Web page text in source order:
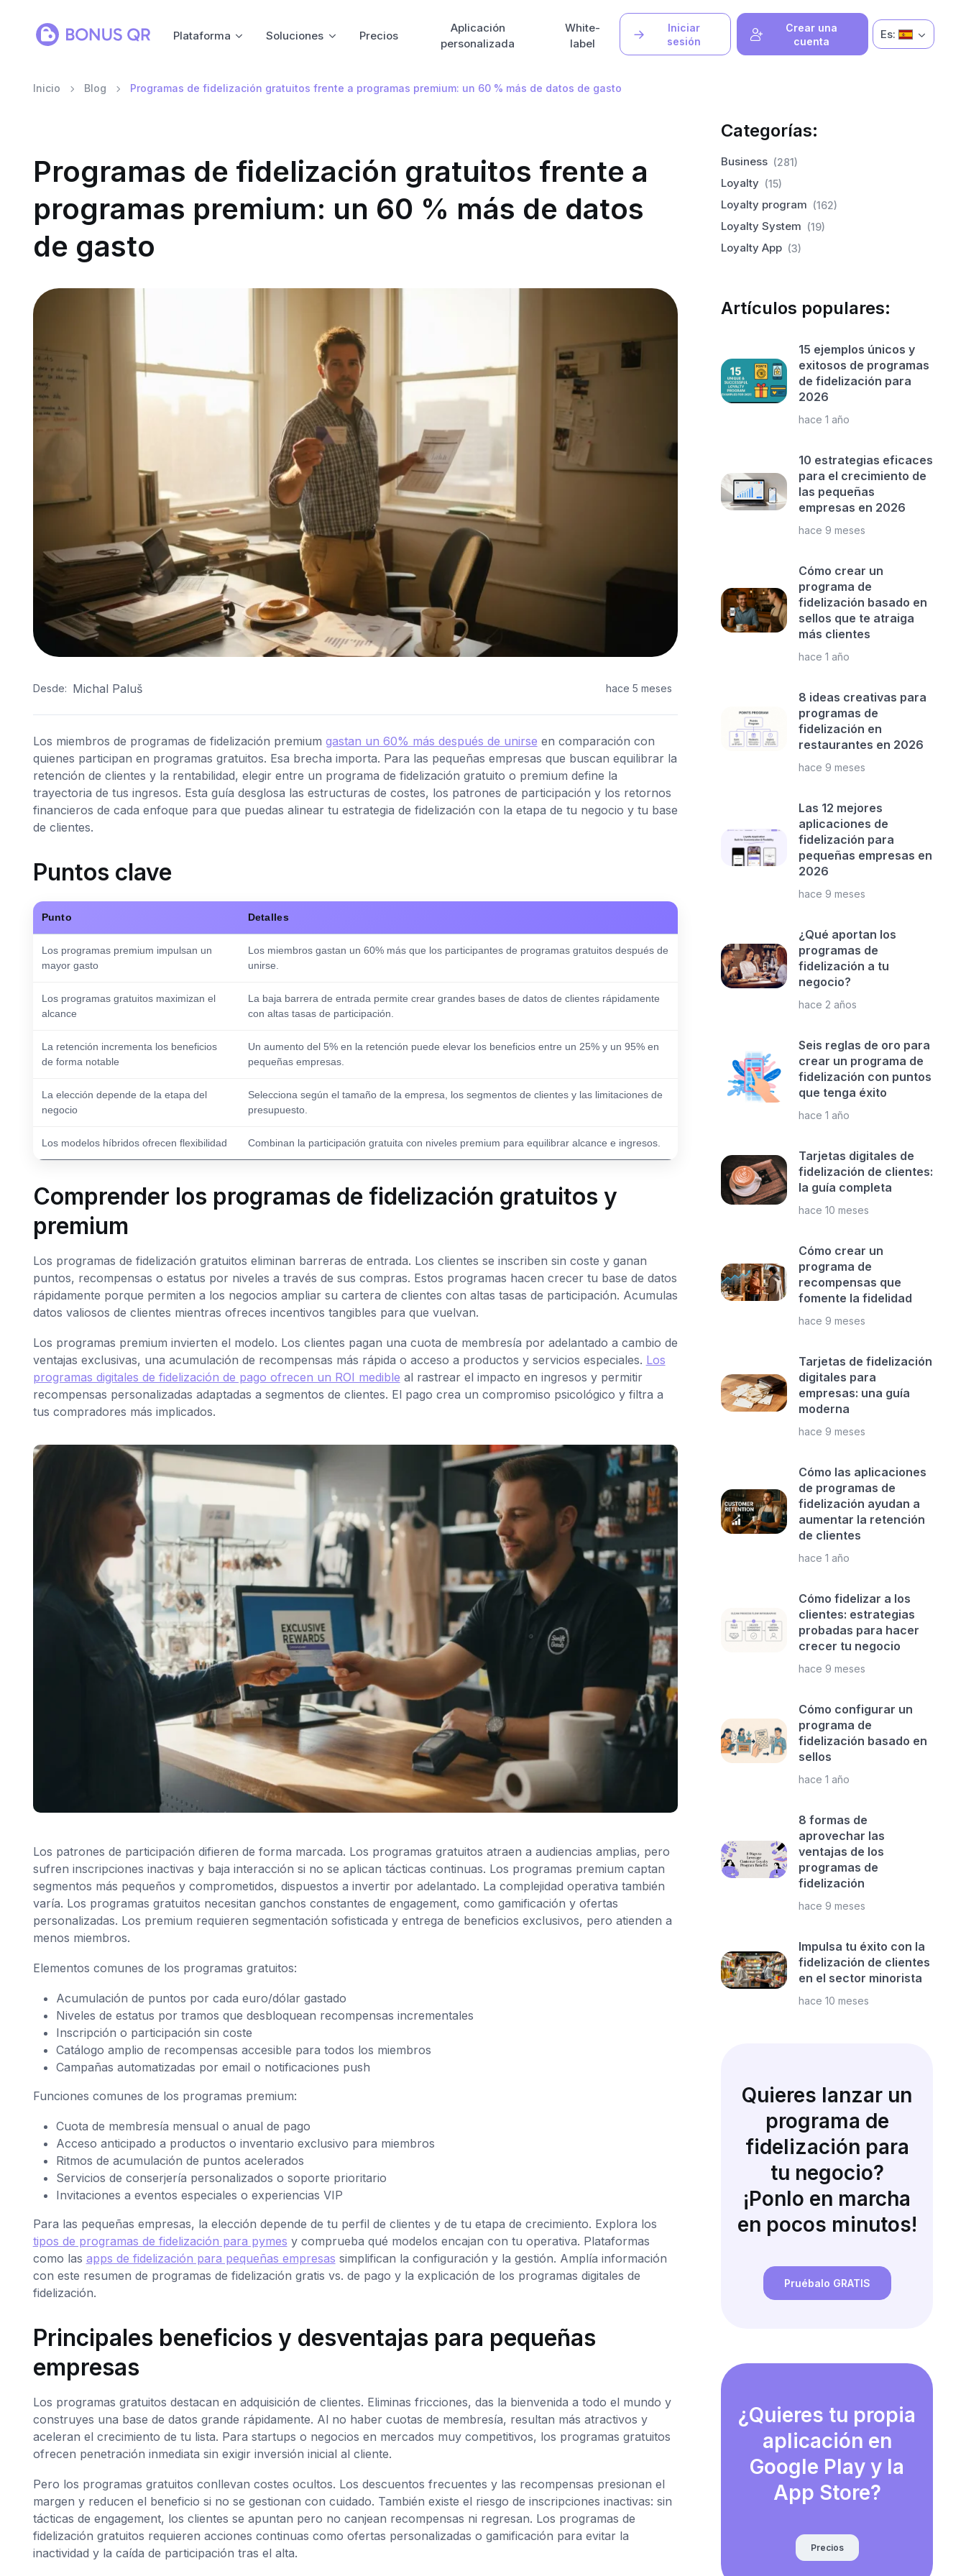
Iniciar
sesión
Crear una
cuenta
Plataforma Soluciones Precios
Aplicación
personalizada
White-
label
Es:
Inicio Blog Programas de fidelización gratuitos frente a programas premium: un 60 % más de datos de gasto
Programas de fidelización gratuitos frente a
programas premium: un 60 % más de datos
de gasto
Desde: Michal Paluš hace 5 meses
Los miembros de programas de fidelización premium gastan un 60% más después de unirse en comparación con
quienes participan en programas gratuitos. Esa brecha importa. Para las pequeñas empresas que buscan equilibrar la
retención de clientes y la rentabilidad, elegir entre un programa de fidelización gratuito o premium define la
trayectoria de tus ingresos. Esta guía desglosa las estructuras de costes, los patrones de participación y los retornos
financieros de cada enfoque para que puedas alinear tu estrategia de fidelización con la etapa de tu negocio y tu base
de clientes.
Puntos clave
Punto Detalles
Los programas premium impulsan un
mayor gasto
Los miembros gastan un 60% más que los participantes de programas gratuitos después de
unirse.
Los programas gratuitos maximizan el
alcance
La baja barrera de entrada permite crear grandes bases de datos de clientes rápidamente
con altas tasas de participación.
La retención incrementa los beneficios
de forma notable
Un aumento del 5% en la retención puede elevar los beneficios entre un 25% y un 95% en
pequeñas empresas.
La elección depende de la etapa del
negocio
Selecciona según el tamaño de la empresa, los segmentos de clientes y las limitaciones de
presupuesto.
Los modelos híbridos ofrecen flexibilidad Combinan la participación gratuita con niveles premium para equilibrar alcance e ingresos.
Comprender los programas de fidelización gratuitos y
premium
Los programas de fidelización gratuitos eliminan barreras de entrada. Los clientes se inscriben sin coste y ganan
puntos, recompensas o estatus por niveles a través de sus compras. Estos programas hacen crecer tu base de datos
rápidamente porque permiten a los negocios ampliar su cartera de clientes con altas tasas de participación. Acumulas
datos valiosos de clientes mientras ofreces incentivos tangibles para que vuelvan.
Los programas premium invierten el modelo. Los clientes pagan una cuota de membresía por adelantado a cambio de
ventajas exclusivas, una acumulación de recompensas más rápida o acceso a productos y servicios especiales. Los
programas digitales de fidelización de pago ofrecen un ROI medible al rastrear el impacto en ingresos y permitir
recompensas personalizadas adaptadas a segmentos de clientes. El pago crea un compromiso psicológico y filtra a
tus compradores más implicados.
Los patrones de participación difieren de forma marcada. Los programas gratuitos atraen a audiencias amplias, pero
sufren inscripciones inactivas y baja interacción si no se aplican tácticas continuas. Los programas premium captan
segmentos más pequeños y comprometidos, dispuestos a invertir por adelantado. La complejidad operativa también
varía. Los programas gratuitos necesitan ganchos constantes de engagement, como gamificación y ofertas
personalizadas. Los premium requieren segmentación sofisticada y entrega de beneficios exclusivos, pero atienden a
menos miembros.
Elementos comunes de los programas gratuitos:
Acumulación de puntos por cada euro/dólar gastado
Niveles de estatus por tramos que desbloquean recompensas incrementales
Inscripción o participación sin coste
Catálogo amplio de recompensas accesible para todos los miembros
Campañas automatizadas por email o notificaciones push
Funciones comunes de los programas premium:
Cuota de membresía mensual o anual de pago
Acceso anticipado a productos o inventario exclusivo para miembros
Ritmos de acumulación de puntos acelerados
Servicios de conserjería personalizados o soporte prioritario
Invitaciones a eventos especiales o experiencias VIP
Para las pequeñas empresas, la elección depende de tu perfil de clientes y de tu etapa de crecimiento. Explora los
tipos de programas de fidelización para pymes y comprueba qué modelos encajan con tu operativa. Plataformas
como las apps de fidelización para pequeñas empresas simplifican la configuración y la gestión. Amplía información
con este resumen de programas de fidelización gratis vs. de pago y la explicación de los programas digitales de
fidelización.
Principales beneficios y desventajas para pequeñas
empresas
Los programas gratuitos destacan en adquisición de clientes. Eliminas fricciones, das la bienvenida a todo el mundo y
construyes una base de datos grande rápidamente. Al no haber cuotas de membresía, resultan más atractivos y
aceleran el crecimiento de tu lista. Para startups o negocios en mercados muy competitivos, los programas gratuitos
ofrecen penetración inmediata sin exigir inversión inicial al cliente.
Pero los programas gratuitos conllevan costes ocultos. Los descuentos frecuentes y las recompensas presionan el
margen y reducen el beneficio si no se gestionan con cuidado. También existe el riesgo de inscripciones inactivas: sin
tácticas de engagement, los clientes se apuntan pero no canjean recompensas ni regresan. Los programas de
fidelización gratuitos requieren acciones continuas como ofertas personalizadas o gamificación para evitar la
inactividad y la caída de participación tras el alta.
Categorías:
Business (281)
Loyalty (15)
Loyalty program (162)
Loyalty System (19)
Loyalty App (3)
Artículos populares:
15 ejemplos únicos y
exitosos de programas
de fidelización para
2026
hace 1 año
10 estrategias eficaces
para el crecimiento de
las pequeñas
empresas en 2026
hace 9 meses
Cómo crear un
programa de
fidelización basado en
sellos que te atraiga
más clientes
hace 1 año
8 ideas creativas para
programas de
fidelización en
restaurantes en 2026
hace 9 meses
Las 12 mejores
aplicaciones de
fidelización para
pequeñas empresas en
2026
hace 9 meses
¿Qué aportan los
programas de
fidelización a tu
negocio?
hace 2 años
Seis reglas de oro para
crear un programa de
fidelización con puntos
que tenga éxito
hace 1 año
Tarjetas digitales de
fidelización de clientes:
la guía completa
hace 10 meses
Cómo crear un
programa de
recompensas que
fomente la fidelidad
hace 9 meses
Tarjetas de fidelización
digitales para
empresas: una guía
moderna
hace 9 meses
Cómo las aplicaciones
de programas de
fidelización ayudan a
aumentar la retención
de clientes
hace 1 año
Cómo fidelizar a los
clientes: estrategias
probadas para hacer
crecer tu negocio
hace 9 meses
Cómo configurar un
programa de
fidelización basado en
sellos
hace 1 año
8 formas de
aprovechar las
ventajas de los
programas de
fidelización
hace 9 meses
Impulsa tu éxito con la
fidelización de clientes
en el sector minorista
hace 10 meses
Quieres lanzar un
programa de
fidelización para
tu negocio?
¡Ponlo en marcha
en pocos minutos!
Pruébalo GRATIS
¿Quieres tu propia
aplicación en
Google Play y la
App Store?
Precios